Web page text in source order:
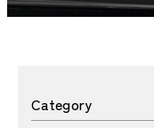
Category